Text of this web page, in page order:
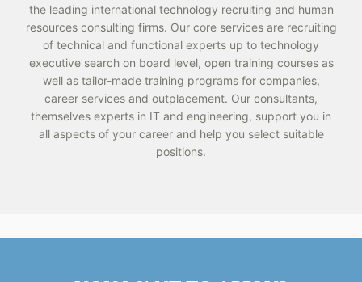
the leading international technology recruiting and human
resources consulting firms. Our core services are recruiting
of technical and functional experts up to technology
executive search on board level, open training courses as
well as tailor-made training programs for companies,
career services and outplacement. Our consultants,
themselves experts in IT and engineering, support you in
all aspects of your career and help you select suitable
positions.